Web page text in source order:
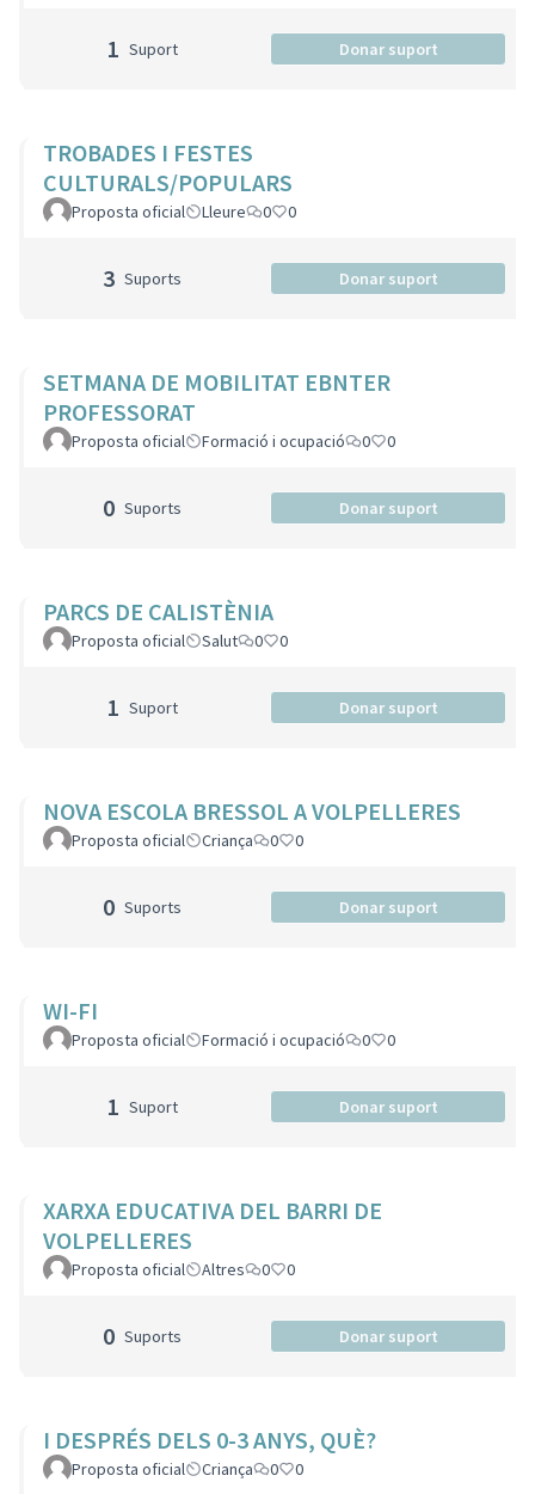
1 Suport Donar suport
TROBADES I FESTES
CULTURALS/POPULARS
Proposta oficial Lleure 0 0
3 Suports Donar suport
SETMANA DE MOBILITAT EBNTER
PROFESSORAT
Proposta oficial Formació i ocupació 0 0
0 Suports Donar suport
PARCS DE CALISTÈNIA
Proposta oficial Salut 0 0
1 Suport Donar suport
NOVA ESCOLA BRESSOL A VOLPELLERES
Proposta oficial Criança 0 0
0 Suports Donar suport
WI-FI
Proposta oficial Formació i ocupació 0 0
1 Suport Donar suport
XARXA EDUCATIVA DEL BARRI DE
VOLPELLERES
Proposta oficial Altres 0 0
0 Suports Donar suport
I DESPRÉS DELS 0-3 ANYS, QUÈ?
Proposta oficial Criança 0 0